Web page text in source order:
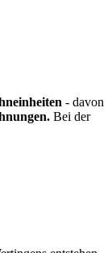
- davon
Bei der